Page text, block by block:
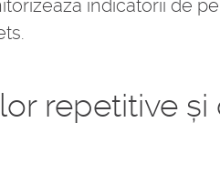
indicatorii de
repetitive și